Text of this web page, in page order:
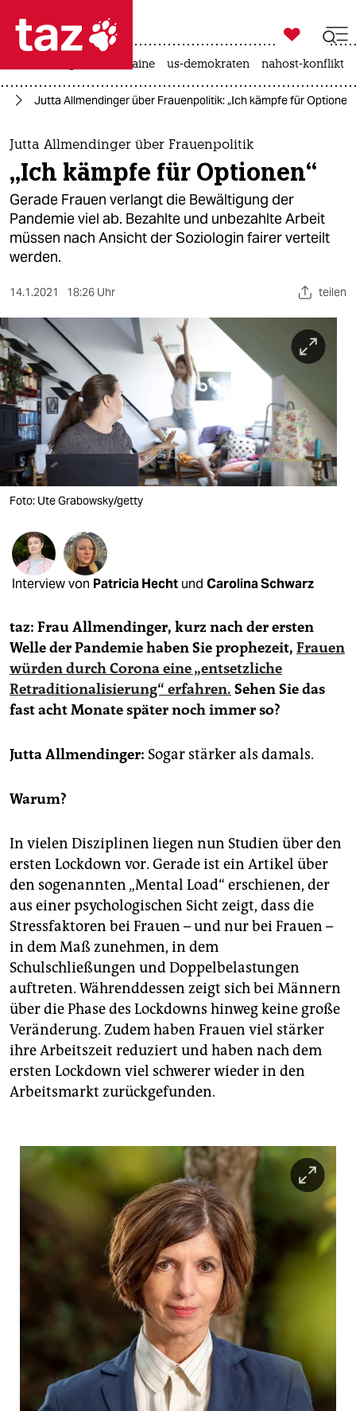
 taz zahl ich
taz zahl ich
themen
politik
öko
gesellschaft
kultur
sport
berlin
nord
wahrheit
verlag
verlag
veranstaltungen
shop
fragen & hilfe
unterstützen
abo
genossenschaft
epaper login

taz zahl ich
krieg in der ukraine us-demokraten nahost-konflikt
Jutta Allmendinger über Frauenpolitik: „Ich kämpfe für
Jutta Allmendinger über Frauenpolitik
„Ich kämpfe für Optionen“
Gerade Frauen verlangt die Bewältigung der
Pandemie viel ab. Bezahlte und unbezahlte Arbeit
müssen nach Ansicht der Soziologin fairer verteilt
werden.
14.1.2021 18:26 Uhr teilen
Foto: Ute Grabowsky/getty
Interview von Patricia Hecht und Carolina Schwarz
taz: Frau Allmendinger, kurz nach der ersten
Welle der Pandemie haben Sie prophezeit, Frauen
würden durch Corona eine „entsetzliche
Retraditionalisierung“ erfahren. Sehen Sie das
fast acht Monate später noch immer so?
Jutta Allmendinger: Sogar stärker als damals.
Warum?
In vielen Disziplinen liegen nun Studien über den
ersten Lockdown vor. Gerade ist ein Artikel über
den sogenannten „Mental Load“ erschienen, der
aus einer psychologischen Sicht zeigt, dass die
Stressfaktoren bei Frauen – und nur bei Frauen –
in dem Maß zunehmen, in dem
Schulschließungen und Doppelbelastungen
auftreten. Währenddessen zeigt sich bei Männern
über die Phase des Lockdowns hinweg keine große
Veränderung. Zudem haben Frauen viel stärker
ihre Arbeitszeit reduziert und haben nach dem
ersten Lockdown viel schwerer wieder in den
Arbeitsmarkt zurückgefunden.